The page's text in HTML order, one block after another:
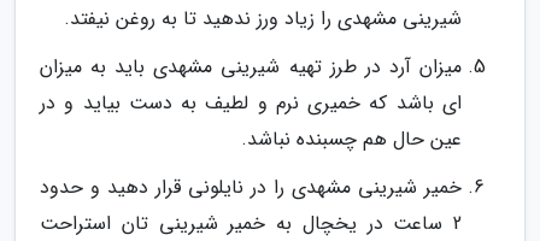
شیرینی مشهدی را زیاد ورز ندهید تا به روغن نیفتد.
میزان آرد در طرز تهیه شیرینی مشهدی باید به میزان
ای باشد که خمیری نرم و لطیف به دست بیاید و در
عین حال هم چسبنده نباشد.
خمیر شیرینی مشهدی را در نایلونی قرار دهید و حدود
2 ساعت در یخچال به خمیر شیرینی تان استراحت